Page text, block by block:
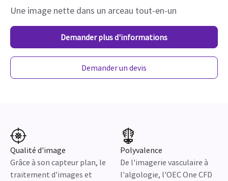
Une image nette dans un arceau tout-en-un
Demander plus d'informations
Demander un devis
Qualité d'image
Grâce à son capteur plan, le
traitement d'images et
Polyvalence
De l'imagerie vasculaire à
l'algologie, l'OEC One CFD